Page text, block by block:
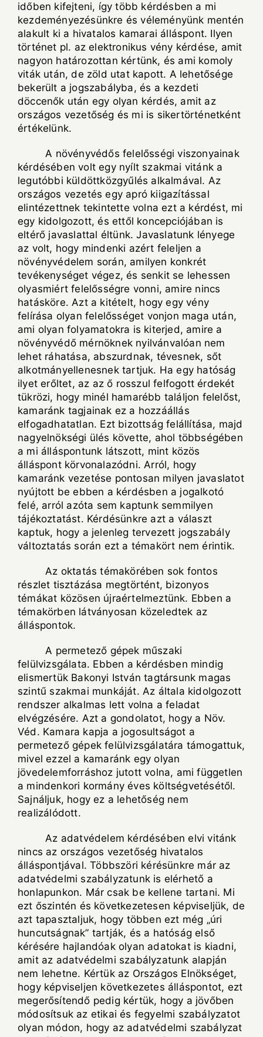
időben kifejteni, így több kérdésben a mi
kezdeményezésünkre és véleményünk mentén
alakult ki a hivatalos kamarai álláspont. Ilyen
történet pl. az elektronikus vény kérdése, amit
nagyon határozottan kértünk, és ami komoly
viták után, de zöld utat kapott. A lehetősége
bekerült a jogszabályba, és a kezdeti
döccenők után egy olyan kérdés, amit az
országos vezetőség és mi is sikertörténetként
értékelünk.
A növényvédős felelősségi viszonyainak
kérdésében volt egy nyílt szakmai vitánk a
legutóbbi küldöttközgyűlés alkalmával. Az
országos vezetés egy apró kiigazítással
elintézettnek tekintette volna ezt a kérdést, mi
egy kidolgozott, és ettől koncepciójában is
eltérő javaslattal éltünk. Javaslatunk lényege
az volt, hogy mindenki azért feleljen a
növényvédelem során, amilyen konkrét
tevékenységet végez, és senkit se lehessen
olyasmiért felelősségre vonni, amire nincs
hatásköre. Azt a kitételt, hogy egy vény
felírása olyan felelősséget vonjon maga után,
ami olyan folyamatokra is kiterjed, amire a
növényvédő mérnöknek nyilvánvalóan nem
lehet ráhatása, abszurdnak, tévesnek, sőt
alkotmányellenesnek tartjuk. Ha egy hatóság
ilyet erőltet, az az ő rosszul felfogott érdekét
tükrözi, hogy minél hamarébb találjon felelőst,
kamaránk tagjainak ez a hozzáállás
elfogadhatatlan. Ezt bizottság felállítása, majd
nagyelnökségi ülés követte, ahol többségében
a mi álláspontunk látszott, mint közös
álláspont körvonalazódni. Arról, hogy
kamaránk vezetése pontosan milyen javaslatot
nyújtott be ebben a kérdésben a jogalkotó
felé, arról azóta sem kaptunk semmilyen
tájékoztatást. Kérdésünkre azt a választ
kaptuk, hogy a jelenleg tervezett jogszabály
változtatás során ezt a témakört nem érintik.
Az oktatás témakörében sok fontos
részlet tisztázása megtörtént, bizonyos
témákat közösen újraértelmeztünk. Ebben a
témakörben látványosan közeledtek az
álláspontok.
A permetező gépek műszaki
felülvizsgálata. Ebben a kérdésben mindig
elismertük Bakonyi István tagtársunk magas
szintű szakmai munkáját. Az általa kidolgozott
rendszer alkalmas lett volna a feladat
elvégzésére. Azt a gondolatot, hogy a Növ.
Véd. Kamara kapja a jogosultságot a
permetező gépek felülvizsgálatára támogattuk,
mivel ezzel a kamaránk egy olyan
jövedelemforráshoz jutott volna, ami független
a mindenkori kormány éves költségvetésétől.
Sajnáljuk, hogy ez a lehetőség nem
realizálódott.
Az adatvédelem kérdésében elvi vitánk
nincs az országos vezetőség hivatalos
álláspontjával. Többszöri kérésünkre már az
adatvédelmi szabályzatunk is elérhető a
honlapunkon. Már csak be kellene tartani. Mi
ezt őszintén és következetesen képviseljük, de
azt tapasztaljuk, hogy többen ezt még „úri
huncutságnak” tartják, és a hatóság első
kérésére hajlandóak olyan adatokat is kiadni,
amit az adatvédelmi szabályzatunk alapján
nem lehetne. Kértük az Országos Elnökséget,
hogy képviseljen következetes álláspontot, ezt
megerősítendő pedig kértük, hogy a jövőben
módosítsuk az etikai és fegyelmi szabályzatot
olyan módon, hogy az adatvédelmi szabályzat